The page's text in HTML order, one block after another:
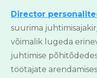
Director
suurima
võimalik lugeda
juhtimise
töötajate